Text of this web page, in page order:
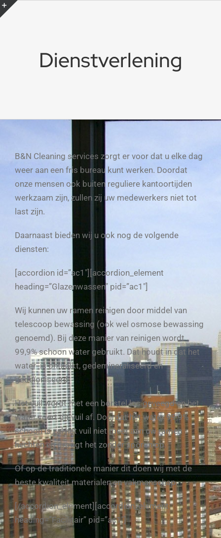
Skip
to
Dienstverlening
B&N Cleaning services zorgt er voor dat u elke dag
weer aan een fris bureau kunt werken. Doordat
onze mensen ook buiten reguliere kantoortijden
werkzaam zijn, zullen zij uw medewerkers niet tot
last zijn.
Daarnaast bieden wij u ook nog de volgende
diensten:
[accordion id=”ac1″][accordion_element
heading=”Glazenwassen” pid=”ac1″]
Wij kunnen uw ramen reinigen door middel van
telescoop bewassing (ook wel osmose bewassing
genoemd). Bij deze manier van reinigen wordt
99,9% schoon water gebruikt. Dat houdt in dat het
water is ontkalkt, gedemineraliseerd en
gedeïoniseerd.
Het vuil wordt met een borstel los geveegd en het
water voert dit vuil af. Doordat het water 99,9%
schoon is zal het vuil niet meer aan uw ramen
hechten en droogt het zonder sporen op.
Of op de traditionele manier dit doen wij met de
beste kwaliteit materialen en vakmanschap.
[/accordion_element][accordion_element
heading=”Facilitair” pid=”ac1″]